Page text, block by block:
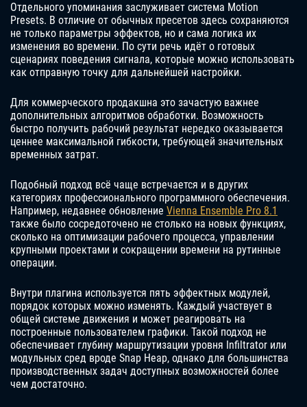
Отдельного упоминания заслуживает система Motion
Presets. В отличие от обычных пресетов здесь сохраняются
не только параметры эффектов, но и сама логика их
изменения во времени. По сути речь идёт о готовых
сценариях поведения сигнала, которые можно использовать
как отправную точку для дальнейшей настройки.
Для коммерческого продакшна это зачастую важнее
дополнительных алгоритмов обработки. Возможность
быстро получить рабочий результат нередко оказывается
ценнее максимальной гибкости, требующей значительных
временных затрат.
Подобный подход всё чаще встречается и в других
категориях профессионального программного обеспечения.
Например, недавнее обновление Vienna Ensemble Pro 8.1
также было сосредоточено не столько на новых функциях,
сколько на оптимизации рабочего процесса, управлении
крупными проектами и сокращении времени на рутинные
операции.
Внутри плагина используется пять эффектных модулей,
порядок которых можно изменять. Каждый участвует в
общей системе движения и может реагировать на
построенные пользователем графики. Такой подход не
обеспечивает глубину маршрутизации уровня Infiltrator или
модульных сред вроде Snap Heap, однако для большинства
производственных задач доступных возможностей более
чем достаточно.